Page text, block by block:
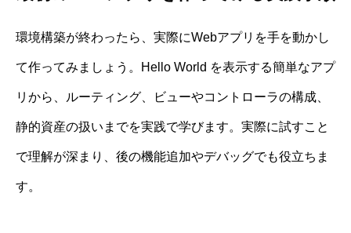
環境構築が終わったら、実際にWebアプリを手を動かし
て作ってみましょう。Hello World を表示する簡単なアプ
リから、ルーティング、ビューやコントローラの構成、
静的資産の扱いまでを実践で学びます。実際に試すこと
で理解が深まり、後の機能追加やデバッグでも役立ちま
す。